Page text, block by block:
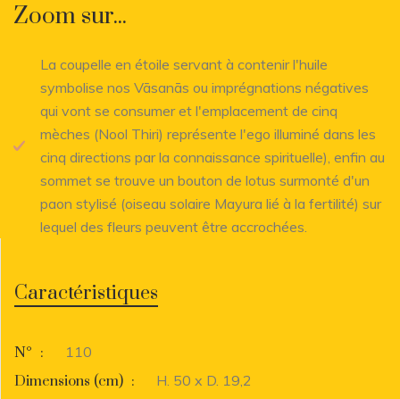
Zoom sur...
La coupelle en étoile servant à contenir l'huile
symbolise nos Vāsanās ou imprégnations négatives
qui vont se consumer et l'emplacement de cinq
mèches (Nool Thiri) représente l'ego illuminé dans les
cinq directions par la connaissance spirituelle), enfin au
sommet se trouve un bouton de lotus surmonté d'un
paon stylisé (oiseau solaire Mayura lié à la fertilité) sur
lequel des fleurs peuvent être accrochées.
Caractéristiques
N° :
110
Dimensions (cm) :
H. 50 x D. 19,2